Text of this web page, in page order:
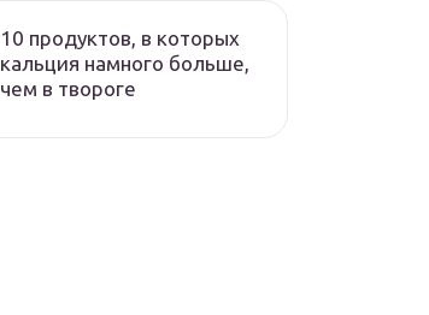
10 продуктов, в которых
кальция намного больше,
чем в твороге